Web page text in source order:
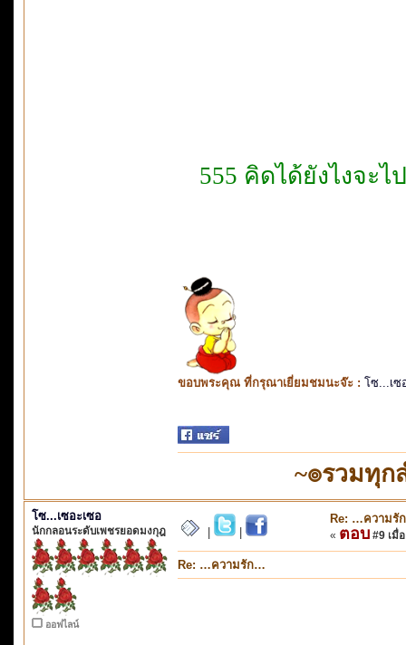
555 คิดได้ยังไงจะ
ขอบพระคุณ ที่กรุณาเยี่ยมชมนะจ๊ะ : โซ...เซ
~๏รวมทุ
โซ...เซอะเซอ
นักกลอนระดับเพชรยอดมงกุฎ
ออฟไลน์
Re: …ความรั
« ตอบ #9 เมื่
Re: …ความรัก…